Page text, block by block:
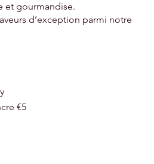
et gourmandise.
d’exception parmi notre
€5